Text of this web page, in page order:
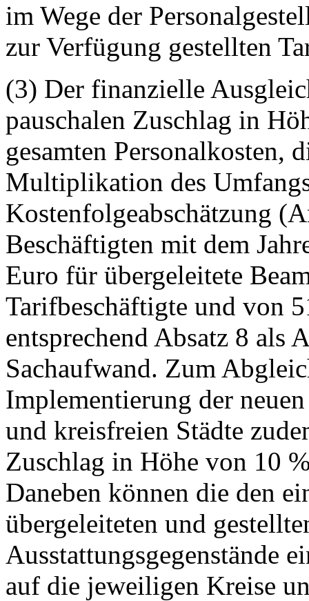
im Wege der
zur Verfügung gestellten
(3) Der finanzielle
pauschalen Zuschlag in
gesamten Personalkosten,
Multiplikation des
Kostenfolgeabschätzung
Beschäftigten mit dem
Euro für übergeleitete
Tarifbeschäftigte und von
entsprechend Absatz 8 als
Sachaufwand. Zum
Implementierung der
und kreisfreien Städte
Zuschlag in Höhe von 10
Daneben können die den
übergeleiteten und
Ausstattungsgegenstände
auf die jeweiligen Kreise